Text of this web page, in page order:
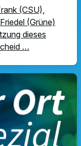
(CSU),
(Grüne)
dieses
…